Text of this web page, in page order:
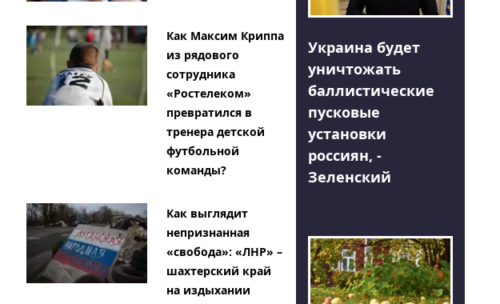
Как Максим Криппа
из рядового
сотрудника
«Ростелеком»
превратился в
тренера детской
футбольной
команды?
Как выглядит
непризнанная
«свобода»: «ЛНР» –
шахтерский край
на издыхании
Украина будет
уничтожать
баллистические
пусковые
установки
россиян, -
Зеленский